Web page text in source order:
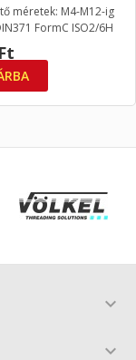
méretek: M4-M12-ig
FormC ISO2/6H

